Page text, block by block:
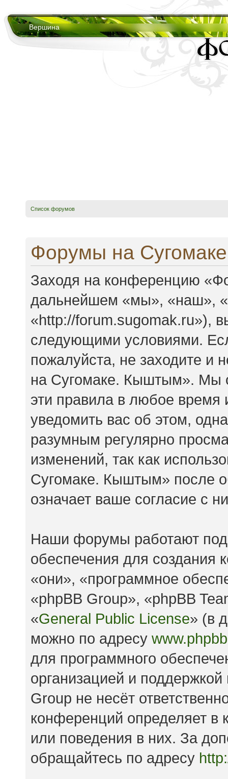
Вершина
Список форумов
Форумы на
Заходя на конференцию
дальнейшем «мы», «наш»,
«http://forum.sugomak.ru»),
следующими условиями.
пожалуйста, не заходите
на Сугомаке. Кыштым». Мы
эти правила в любое
уведомить вас об этом,
разумным регулярно
изменений, так как
Сугомаке. Кыштым» после
означает ваше согласие с
Наши форумы работают
обеспечения для
«они», «программное
«phpBB Group», «phpBB
«General Public License» (в
можно по адресу
для программного
организацией и
Group не несёт
конференций определяет в
или поведения в них. За
обращайтесь по адресу